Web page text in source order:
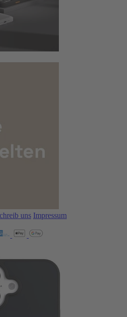
uns Impressum